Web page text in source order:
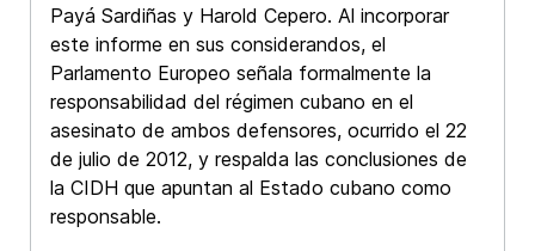
Payá Sardiñas y Harold Cepero. Al incorporar
este informe en sus considerandos, el
Parlamento Europeo señala formalmente la
responsabilidad del régimen cubano en el
asesinato de ambos defensores, ocurrido el 22
de julio de 2012, y respalda las conclusiones de
la CIDH que apuntan al Estado cubano como
responsable.